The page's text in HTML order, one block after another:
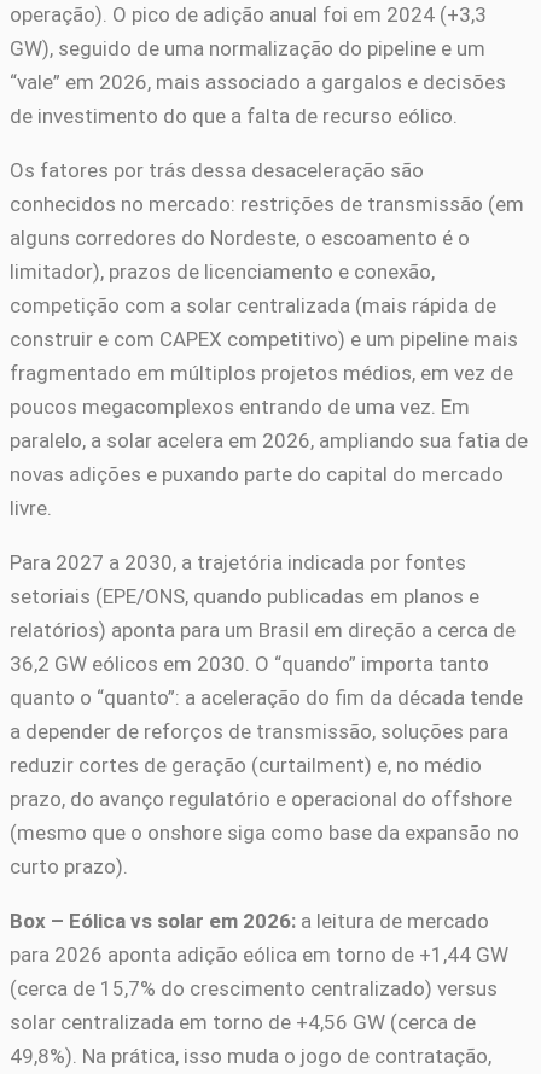
operação). O pico de adição anual foi em 2024 (+3,3
GW), seguido de uma normalização do pipeline e um
“vale” em 2026, mais associado a gargalos e decisões
de investimento do que a falta de recurso eólico.
Os fatores por trás dessa desaceleração são
conhecidos no mercado: restrições de transmissão (em
alguns corredores do Nordeste, o escoamento é o
limitador), prazos de licenciamento e conexão,
competição com a solar centralizada (mais rápida de
construir e com CAPEX competitivo) e um pipeline mais
fragmentado em múltiplos projetos médios, em vez de
poucos megacomplexos entrando de uma vez. Em
paralelo, a solar acelera em 2026, ampliando sua fatia de
novas adições e puxando parte do capital do mercado
livre.
Para 2027 a 2030, a trajetória indicada por fontes
setoriais (EPE/ONS, quando publicadas em planos e
relatórios) aponta para um Brasil em direção a cerca de
36,2 GW eólicos em 2030. O “quando” importa tanto
quanto o “quanto”: a aceleração do fim da década tende
a depender de reforços de transmissão, soluções para
reduzir cortes de geração (curtailment) e, no médio
prazo, do avanço regulatório e operacional do offshore
(mesmo que o onshore siga como base da expansão no
curto prazo).
Box – Eólica vs solar em 2026: a leitura de mercado
para 2026 aponta adição eólica em torno de +1,44 GW
(cerca de 15,7% do crescimento centralizado) versus
solar centralizada em torno de +4,56 GW (cerca de
49,8%). Na prática, isso muda o jogo de contratação,